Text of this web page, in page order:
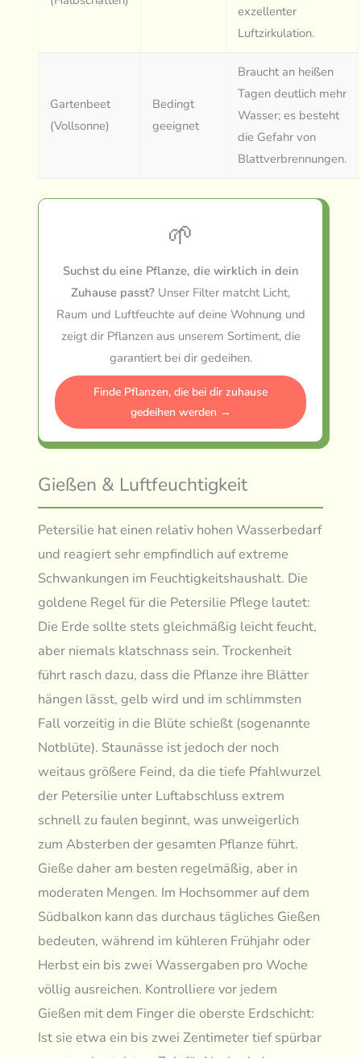
exzellenter
Luftzirkulation.
Gartenbeet
(Vollsonne)
Bedingt
geeignet
Braucht an heißen
Tagen deutlich mehr
Wasser; es besteht
die Gefahr von
Blattverbrennungen.
🌱
Suchst du eine Pflanze, die wirklich in dein
Zuhause passt? Unser Filter matcht Licht,
Raum und Luftfeuchte auf deine Wohnung und
zeigt dir Pflanzen aus unserem Sortiment, die
garantiert bei dir gedeihen.
Finde Pflanzen, die bei dir zuhause
gedeihen werden →
Gießen & Luftfeuchtigkeit
Petersilie hat einen relativ hohen Wasserbedarf
und reagiert sehr empfindlich auf extreme
Schwankungen im Feuchtigkeitshaushalt. Die
goldene Regel für die Petersilie Pflege lautet:
Die Erde sollte stets gleichmäßig leicht feucht,
aber niemals klatschnass sein. Trockenheit
führt rasch dazu, dass die Pflanze ihre Blätter
hängen lässt, gelb wird und im schlimmsten
Fall vorzeitig in die Blüte schießt (sogenannte
Notblüte). Staunässe ist jedoch der noch
weitaus größere Feind, da die tiefe Pfahlwurzel
der Petersilie unter Luftabschluss extrem
schnell zu faulen beginnt, was unweigerlich
zum Absterben der gesamten Pflanze führt.
Gieße daher am besten regelmäßig, aber in
moderaten Mengen. Im Hochsommer auf dem
Südbalkon kann das durchaus tägliches Gießen
bedeuten, während im kühleren Frühjahr oder
Herbst ein bis zwei Wassergaben pro Woche
völlig ausreichen. Kontrolliere vor jedem
Gießen mit dem Finger die oberste Erdschicht:
Ist sie etwa ein bis zwei Zentimeter tief spürbar